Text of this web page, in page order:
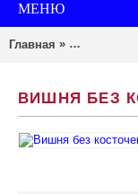
МЕНЮ
Главная » Вишня без